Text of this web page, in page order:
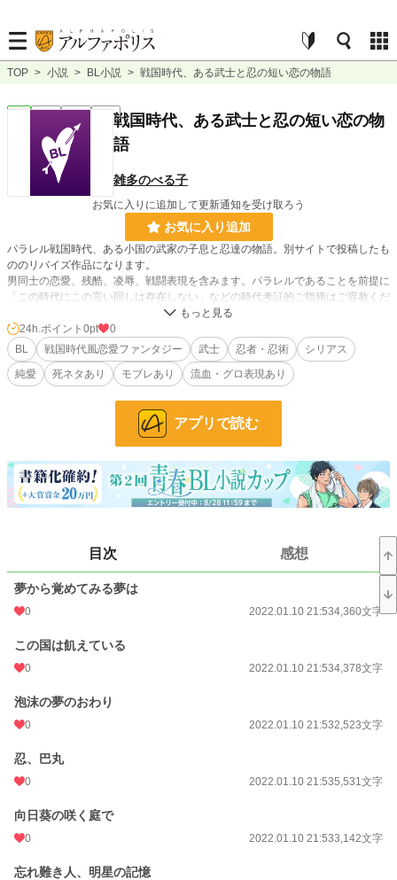
TOP > 小説 > BL小説 > 戦国時代、ある武士と忍の短い恋の物語
完結 長編 R18戦国時代、ある武士と忍の短い恋の物
語
雑多のべる子
お気に入りに追加して更新通知を受け取ろう
お気に入り追加
パラレル戦国時代、ある小国の武家の子息と忍達の物語。別サイトで投稿したも
ののリバイズ作品になります。
男同士の恋愛、残酷、凌辱、戦闘表現を含みます。パラレルであることを前提に
「この時代にこの言い回しは存在しない」などの時代考証的ご指摘はご容赦くだ
小説 228,786 位 / 228,786 件
BL 31,416 位 / 31,416 件
文字数 62,694
更新日時 2022.01.10 21:53
年間ポイント
24h.ポイント 0pt
0
BL
戦国時代風恋愛ファンタジー 武士 忍者・忍術
シリアス
純愛
死ネタあり モブレあり 流血・グロ表現あり
アプリで読む
目次 感想
夢から覚めてみる夢は
0 2022.01.10 21:534,360文字
この国は飢えている
0 2022.01.10 21:534,378文字
泡沫の夢のおわり
0 2022.01.10 21:532,523文字
忍、巴丸
0 2022.01.10 21:535,531文字
向日葵の咲く庭で
0 2022.01.10 21:533,142文字
忘れ難き人、明星の記憶